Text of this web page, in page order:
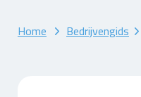
Home Bedrijvengids